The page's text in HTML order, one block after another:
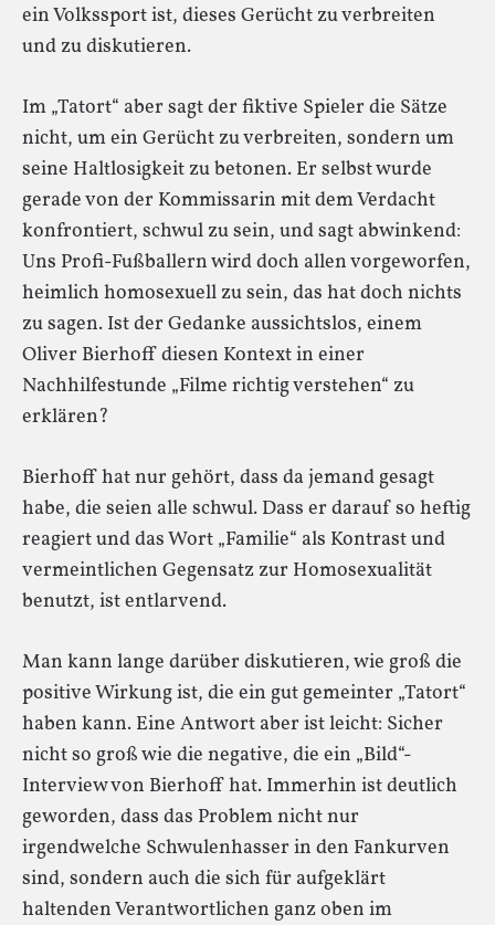
ein Volkssport ist, dieses Gerücht zu verbreiten
und zu diskutieren.
Im „Tatort“ aber sagt der fiktive Spieler die Sätze
nicht, um ein Gerücht zu verbreiten, sondern um
seine Haltlosigkeit zu betonen. Er selbst wurde
gerade von der Kommissarin mit dem Verdacht
konfrontiert, schwul zu sein, und sagt abwinkend:
Uns Profi-Fußballern wird doch allen vorgeworfen,
heimlich homosexuell zu sein, das hat doch nichts
zu sagen. Ist der Gedanke aussichtslos, einem
Oliver Bierhoff diesen Kontext in einer
Nachhilfestunde „Filme richtig verstehen“ zu
erklären?
Bierhoff hat nur gehört, dass da jemand gesagt
habe, die seien alle schwul. Dass er darauf so heftig
reagiert und das Wort „Familie“ als Kontrast und
vermeintlichen Gegensatz zur Homosexualität
benutzt, ist entlarvend.
Man kann lange darüber diskutieren, wie groß die
positive Wirkung ist, die ein gut gemeinter „Tatort“
haben kann. Eine Antwort aber ist leicht: Sicher
nicht so groß wie die negative, die ein „Bild“-
Interview von Bierhoff hat. Immerhin ist deutlich
geworden, dass das Problem nicht nur
irgendwelche Schwulenhasser in den Fankurven
sind, sondern auch die sich für aufgeklärt
haltenden Verantwortlichen ganz oben im